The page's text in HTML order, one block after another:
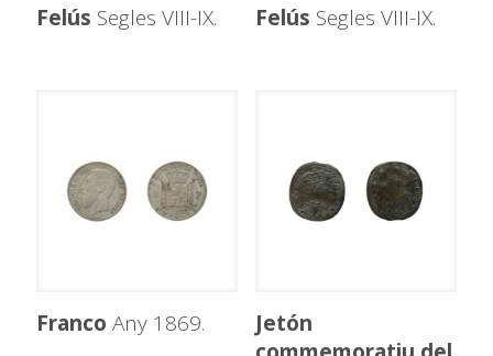
Felús Segles VIII-IX. Felús Segles VIII-IX.
Franco Any 1869.
Jetón